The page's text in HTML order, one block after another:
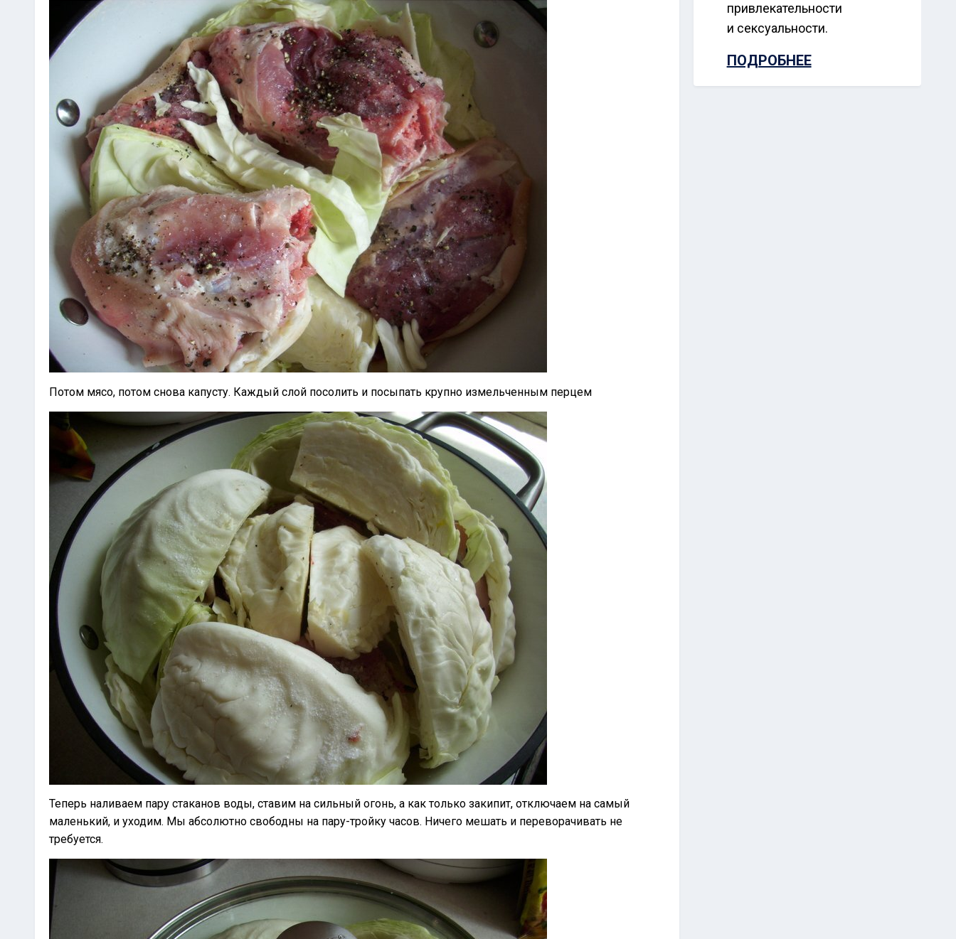
Потом мясо, потом снова капусту. Каждый слой посолить и посыпать крупно измельченным перцем
Теперь наливаем пару стаканов воды, ставим на сильный огонь, а как только закипит, отключаем на самый
маленький, и уходим. Мы абсолютно свободны на пару-тройку часов. Ничего мешать и переворачивать не
требуется.
привлекательности
и сексуальности.
ПОДРОБНЕЕ